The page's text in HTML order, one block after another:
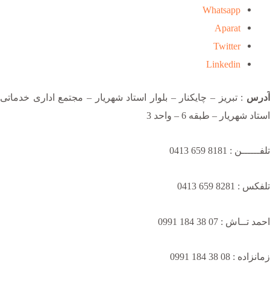
Whatsapp
Aparat
Twitter
Linkedin
آدرس : تبریز – چایکنار – بلوار استاد شهریار – مجتمع اداری خدماتی
استاد شهریار – طبقه 6 – واحد 3
تلفــــــن : 8181 659 0413
تلفکس : 8281 659 0413
احمد تــاش : 07 38 184 0991
زمانزاده : 08 38 184 0991